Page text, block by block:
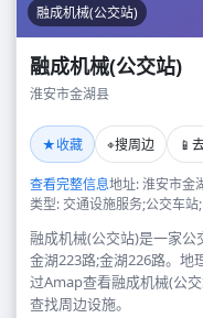
融成机械(公交站)
融成机械(公交站)
淮安市金湖县
★收藏 ⌖搜周边 📱
查看完整信息地址: 淮安市金
类型: 交通设施服务;公交车
融成机械(公交站)是一家
金湖223路;金湖226路。地
过Amap查看融成机械(公
查找周边设施。